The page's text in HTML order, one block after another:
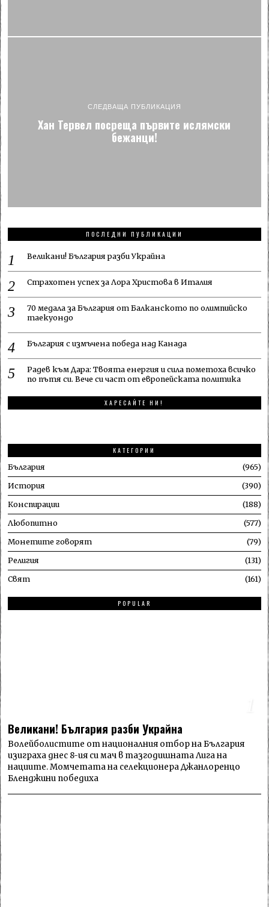
СЛЕДВАЩА ПУБЛИКАЦИЯ
Хан Тервел посреща първите ислямски
бежанци!
ПОСЛЕДНИ ПУБЛИКАЦИИ
Великани! България разби Украйна
Страхотен успех за Лора Христова в Италия
70 медала за България от Балканското по олимпийско
таекуондо
България с измъчена победа над Канада
Радев към Дара: Твоята енергия и сила пометоха всичко
по пътя си. Вече си част от европейската политика
ХАРЕСАЙТЕ НИ!
КАТЕГОРИИ
България
965
История 390
Конспирации 188
Любопитно 577
Монетите говорят 79
Религия 131
Свят 161
POPULAR
Великани! България разби Украйна
Волейболистите от националния отбор на България
изиграха днес 8-ия си мач в тазгодишната Лига на
нациите. Момчетата на селекционера Джанлоренцо
Бленджини победиха